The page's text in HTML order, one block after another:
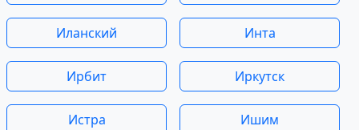
Иланский Инта
Ирбит Иркутск
Истра Ишим